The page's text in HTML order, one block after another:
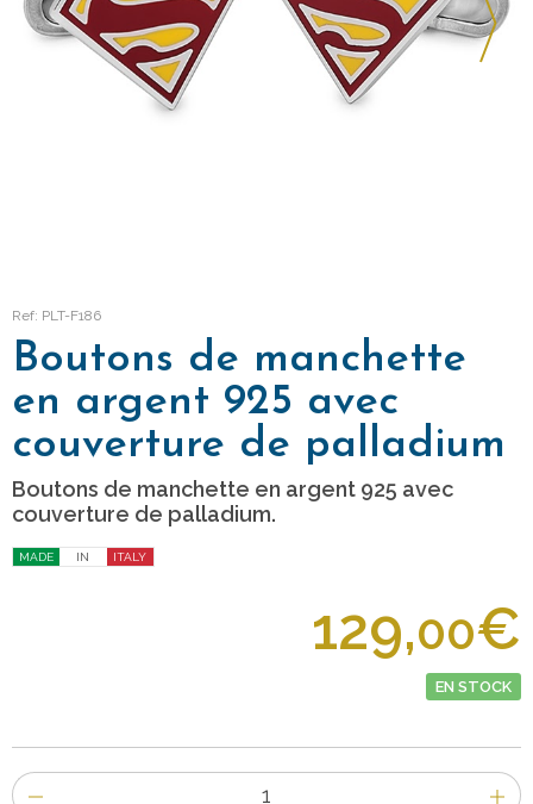
Ref: PLT-F186
Boutons de manchette
en argent 925 avec
couverture de palladium
Boutons de manchette en argent 925 avec
couverture de palladium.
MADE IN ITALY
129,00€
EN STOCK
Nombre